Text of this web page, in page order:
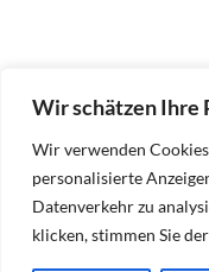
Wir schätzen Ihre
Wir verwenden
personalisierte
Datenverkehr zu
klicken, stimmen Sie